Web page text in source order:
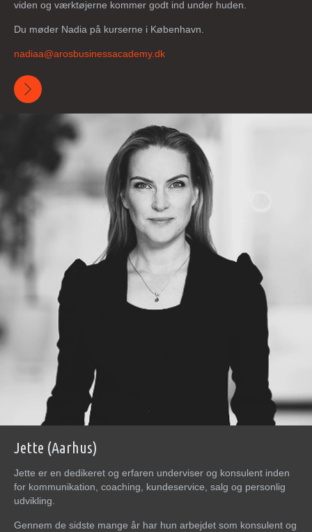
viden og værktøjerne kommer godt ind under huden.
Du møder Nadia på kurserne i København.
nadiaa@arosbusinessacademy.dk
Jette (Aarhus)
Jette er en dedikeret og erfaren underviser og konsulent inden
for kommunikation, coaching, kundeservice, salg og personlig
udvikling.
Gennem de sidste mange år har hun arbejdet som konsulent og